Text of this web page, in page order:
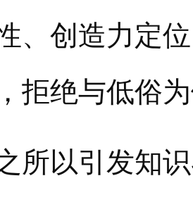
、创造力定
拒绝与低俗
所以引发知